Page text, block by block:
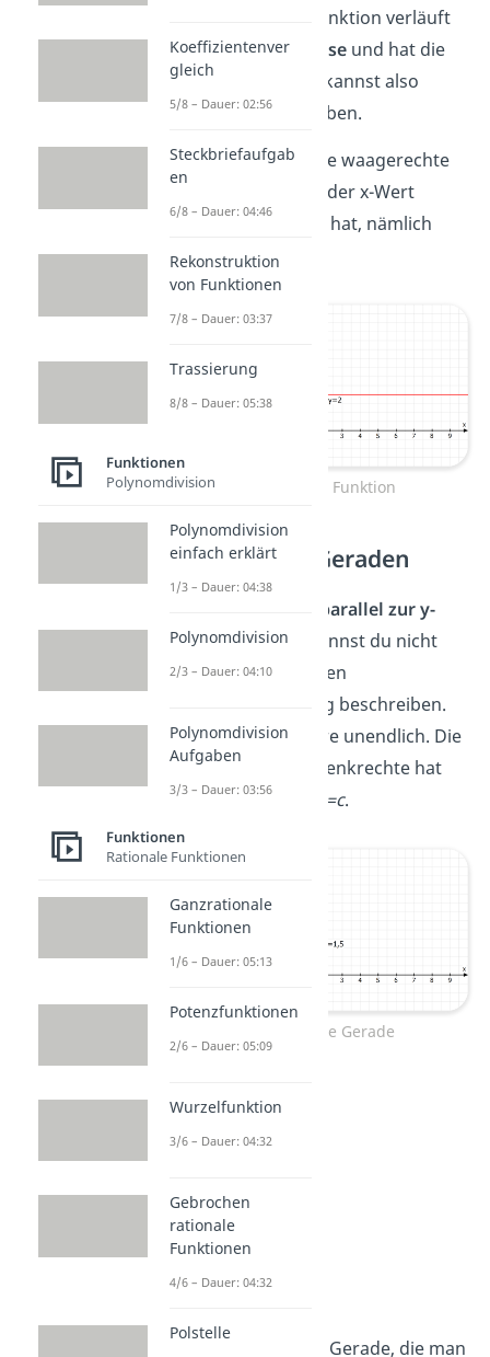
Eine konstante Funktion verläuft
parallel zur x-Achse und hat die
Form
. Du kannst also
einfachy=tschreiben.
Sie beschreibt eine waagerechte
Gerade, bei der jeder x-Wert
denselben y-Wert hat, nämlich
y=t.
Konstante Funktion
Senkrechte Geraden
parallel zur y-
Achseverläuft, kannst du nicht
mit der allgemeinen
Geradengleichung beschreiben.
Ihre Steigung wäre unendlich. Die
Gleichung einer Senkrechte hat
immer die Form
x=c.
Senkrechte Gerade
Die Identität
Hier siehst du die Gerade, die man
Koeffizientenver
gleich
5/8 – Dauer: 02:56
Steckbriefaufgab
en
6/8 – Dauer: 04:46
Rekonstruktion
von Funktionen
7/8 – Dauer: 03:37
Trassierung
8/8 – Dauer: 05:38
Funktionen
Polynomdivision
Polynomdivision
einfach erklärt
1/3 – Dauer: 04:38
Polynomdivision
2/3 – Dauer: 04:10
Polynomdivision
Aufgaben
3/3 – Dauer: 03:56
Funktionen
Rationale Funktionen
Ganzrationale
Funktionen
1/6 – Dauer: 05:13
Potenzfunktionen
2/6 – Dauer: 05:09
Wurzelfunktion
3/6 – Dauer: 04:32
Gebrochen
rationale
Funktionen
4/6 – Dauer: 04:32
Polstelle